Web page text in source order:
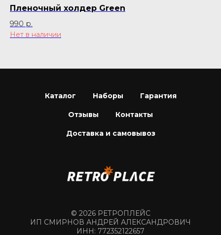
Пленочный холдер Green
990 р.
Нет в наличии
Каталог Наборы Гарантия
Отзывы Контакты
Доставка и самовывоз
© 2026 РЕТРОПЛЕЙС
ИП СМИРНОВ АНДРЕЙ АЛЕКСАНДРОВИЧ
ИНН: 772352122657